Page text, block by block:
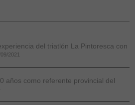
del triatlón La Pintoresca con
2021
años como referente provincial del